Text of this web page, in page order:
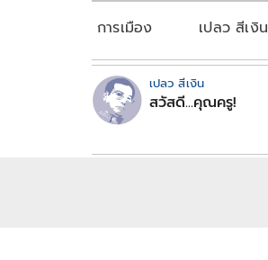
การเมือง เปลว สีเงิน
เปลว สีเงิน
สวัสดี...คุณครู!